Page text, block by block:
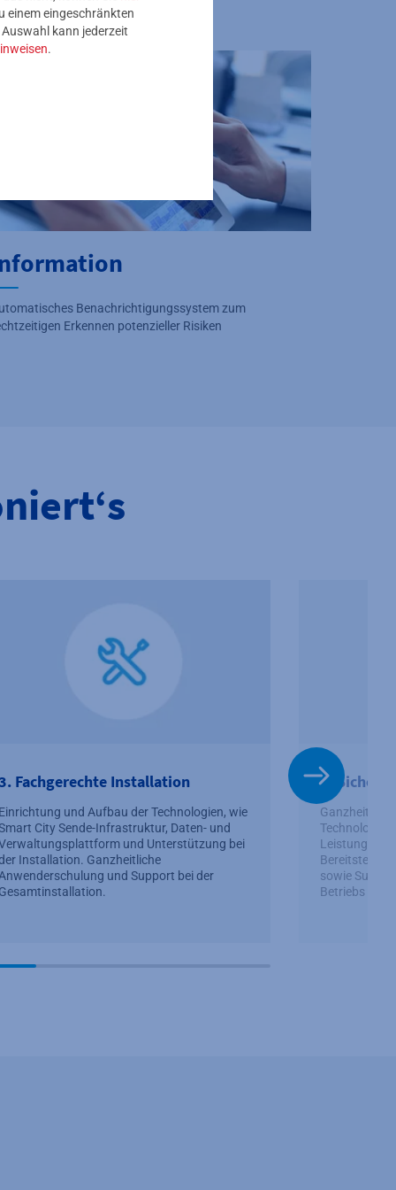
einem eingeschränkten
kann jederzeit
.
Benachrichtigungssystem zum
Erkennen potenzieller Risiken
Fachgerechte Installation
Einrichtung und Aufbau der Technologien, wie
City Sende-Infrastruktur, Daten- und
und Unterstützung bei
Installation. Ganzheitliche
und Support bei der
Gesamtinstallation.
4.
sowie
Betriebs und